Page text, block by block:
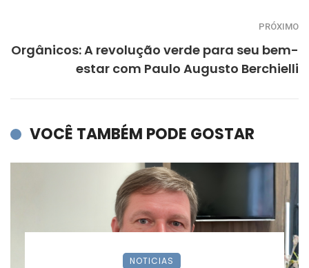
PRÓXIMO
Orgânicos: A revolução verde para seu bem-
estar com Paulo Augusto Berchielli
VOCÊ TAMBÉM PODE GOSTAR
NOTICIAS